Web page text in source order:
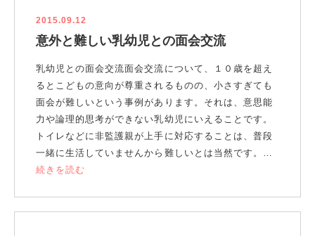
2015.09.12
意外と難しい乳幼児との面会交流
乳幼児との面会交流面会交流について、１０歳を超え
るとこどもの意向が尊重されるものの、小さすぎても
面会が難しいという事例があります。それは、意思能
力や論理的思考ができない乳幼児にいえることです。
トイレなどに非監護親が上手に対応することは、普段
一緒に生活していませんから難しいとは当然です。…
続きを読む